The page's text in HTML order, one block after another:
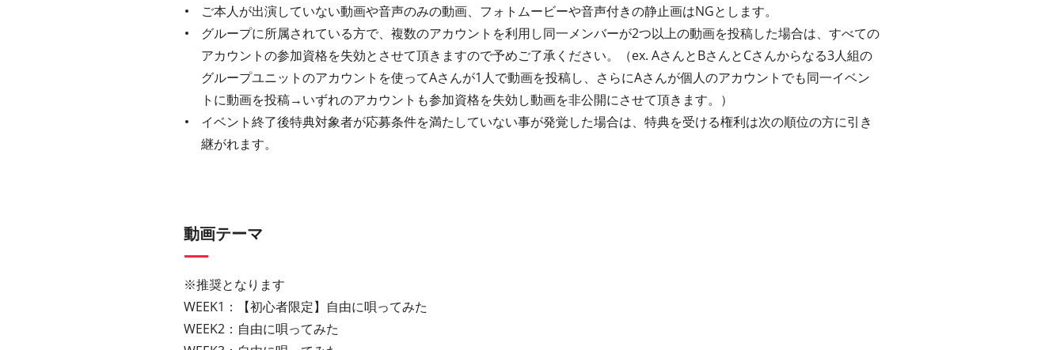
ご本人が出演していない動画や音声のみの動画、フォトムービーや音声付きの静止画はNGとします。
グループに所属されている方で、複数のアカウントを利用し同一メンバーが2つ以上の動画を投稿した場合は、すべての
アカウントの参加資格を失効とさせて頂きますので予めご了承ください。（ex. AさんとBさんとCさんからなる3人組の
グループユニットのアカウントを使ってAさんが1人で動画を投稿し、さらにAさんが個人のアカウントでも同一イベン
トに動画を投稿→いずれのアカウントも参加資格を失効し動画を非公開にさせて頂きます。）
イベント終了後特典対象者が応募条件を満たしていない事が発覚した場合は、特典を受ける権利は次の順位の方に引き
継がれます。
動画テーマ
※推奨となります
WEEK1：【初心者限定】自由に唄ってみた
WEEK2：自由に唄ってみた